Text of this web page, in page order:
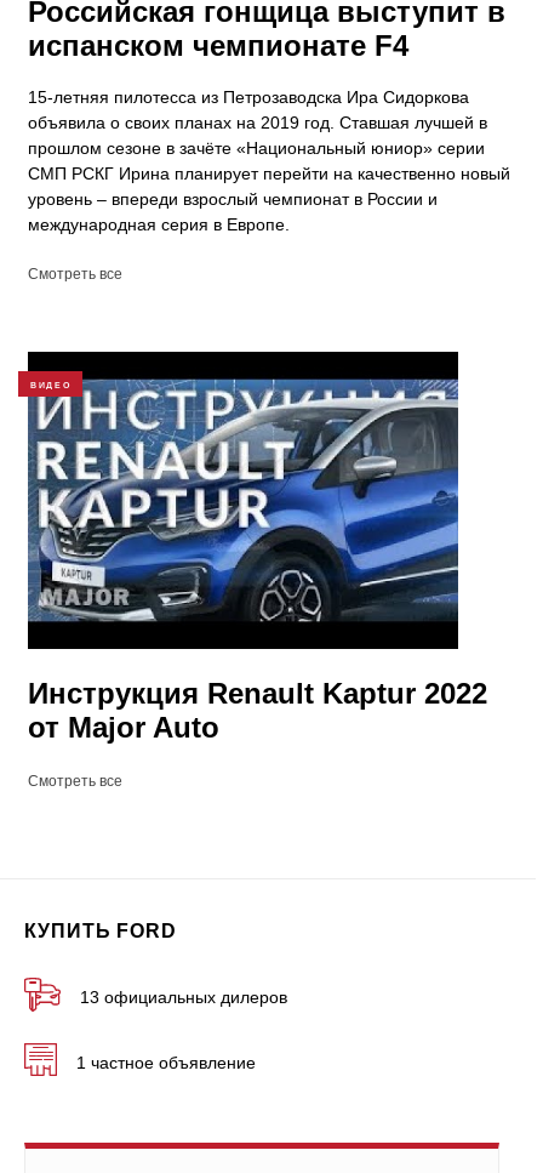
Российская гонщица выступит в
испанском чемпионате F4
15-летняя пилотесса из Петрозаводска Ира Сидоркова
объявила о своих планах на 2019 год. Ставшая лучшей в
прошлом сезоне в зачёте «Национальный юниор» серии
СМП РСКГ Ирина планирует перейти на качественно новый
уровень – впереди взрослый чемпионат в России и
международная серия в Европе.
Смотреть все
ВИДЕО
Инструкция Renault Kaptur 2022
от Major Auto
Смотреть все
КУПИТЬ FORD
13 официальных дилеров
1 частное объявление